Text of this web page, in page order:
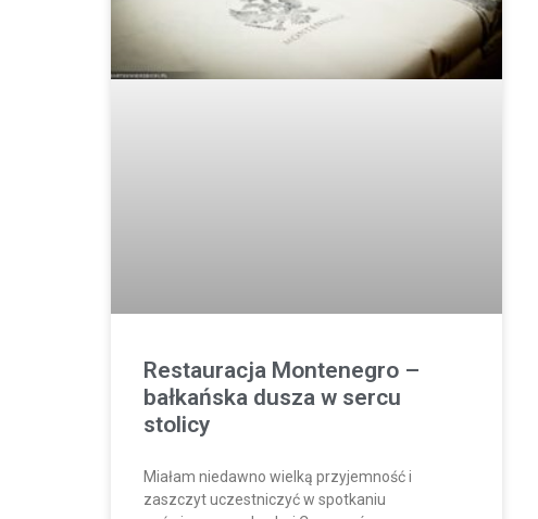
Restauracja Montenegro –
bałkańska dusza w sercu
stolicy
Miałam niedawno wielką przyjemność i
zaszczyt uczestniczyć w spotkaniu